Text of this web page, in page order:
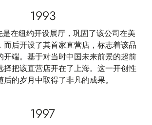
1993
是在纽约开设展厅，巩固了该公司在美
而后开设了其首家直营店，标志着该品
开端。基于对当时中国未来前景的超前
择把该直营店开在了上海。这一开创性
后的岁月中取得了非凡的成果。
1997